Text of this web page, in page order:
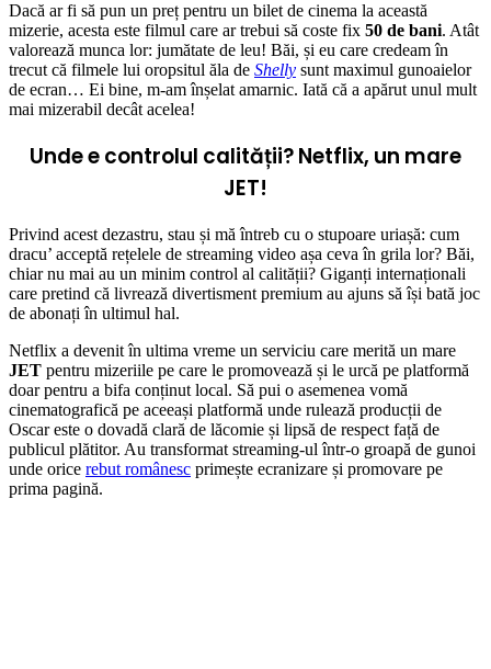
Dacă ar fi să pun un preț pentru un bilet de cinema la această
mizerie, acesta este filmul care ar trebui să coste fix 50 de bani. Atât
valorează munca lor: jumătate de leu! Băi, și eu care credeam în
trecut că filmele lui oropsitul ăla de Shelly sunt maximul gunoaielor
de ecran… Ei bine, m-am înșelat amarnic. Iată că a apărut unul mult
mai mizerabil decât acelea!
Unde e controlul calității? Netflix, un mare
JET!
Privind acest dezastru, stau și mă întreb cu o stupoare uriașă: cum
dracu’ acceptă rețelele de streaming video așa ceva în grila lor? Băi,
chiar nu mai au un minim control al calității? Giganți internaționali
care pretind că livrează divertisment premium au ajuns să își bată joc
de abonați în ultimul hal.
Netflix a devenit în ultima vreme un serviciu care merită un mare
JET pentru mizeriile pe care le promovează și le urcă pe platformă
doar pentru a bifa conținut local. Să pui o asemenea vomă
cinematografică pe aceeași platformă unde rulează producții de
Oscar este o dovadă clară de lăcomie și lipsă de respect față de
publicul plătitor. Au transformat streaming-ul într-o groapă de gunoi
unde orice rebut românesc primește ecranizare și promovare pe
prima pagină.